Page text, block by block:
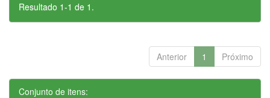
Resultado 1-1 de 1.
Anterior 1 Próximo
Conjunto de itens: